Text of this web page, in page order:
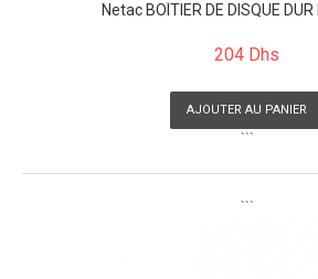
Netac BOÎTIER DE DISQUE DUR
204 Dhs
AJOUTER AU PANIER
```
```